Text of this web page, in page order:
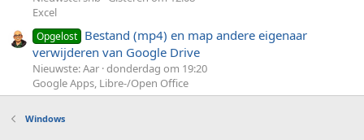
Excel
Opgelost Bestand (mp4) en map andere eigenaar
verwijderen van Google Drive
Nieuwste: Aar donderdag om 19:20
Google Apps, Libre-/Open Office
Windows